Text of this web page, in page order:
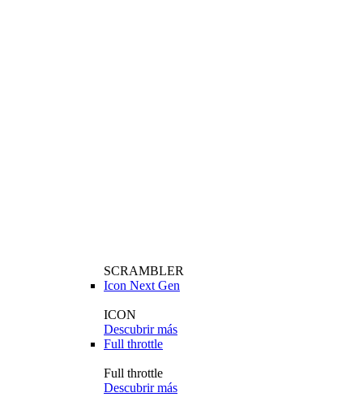
SCRAMBLER
Icon Next Gen
ICON
Descubrir más
Full throttle
Full throttle
Descubrir más